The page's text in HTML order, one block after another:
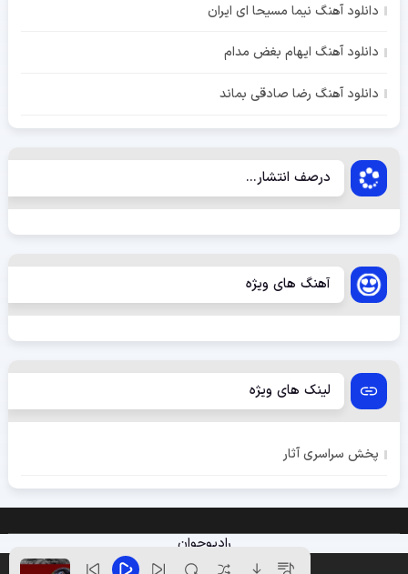
دانلود آهنگ نیما مسیحا ای ایران
دانلود آهنگ ایهام بغض مدام
دانلود آهنگ رضا صادقی بماند
درصف انتشار...
آهنگ های ویژه
لینک های ویژه
پخش سراسری آثار
رادیوجوان